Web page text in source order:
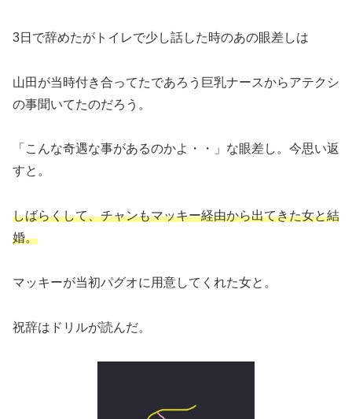
3日で辞めたがトイレで少し話した時のあの眼差しは
山田が当時付き合ってたであろう巨乳ナースからアテクシ
の事聞いてたのだろう。
「こんな奇遇な事があるのかよ・・」な眼差し。今思い返
すと。
しばらくして、チャンもマッキー経由から出てきた女と結
婚。
マッキーが当初パグオに用意してくれた女と。
祝辞はドリルが読んだ。